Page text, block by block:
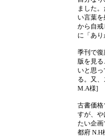
ました
い言葉
から自
に「あ
季刊で
版を見
いと思
る。又
M.A様]
古書価
すが、
たい企
都府 N.H